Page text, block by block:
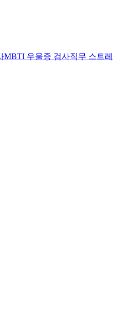
MBTI 우울증 검사직무 스트